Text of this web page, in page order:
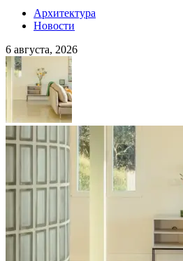
Архитектура
Новости
6 августа, 2026